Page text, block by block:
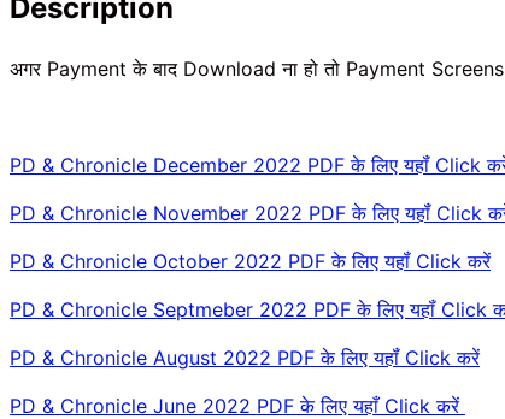
quantity
Description
अगर Payment के बाद Download ना हो तो Payment
PD & Chronicle December 2022 PDF के लिए यहॉं Click
PD & Chronicle November 2022 PDF के लिए यहॉं Click
PD & Chronicle October 2022 PDF के लिए यहॉं Click करें
PD & Chronicle Septmeber 2022 PDF के लिए यहॉं Click
PD & Chronicle August 2022 PDF के लिए यहॉं Click करें
PD & Chronicle June 2022 PDF के लिए यहाँ Click करें